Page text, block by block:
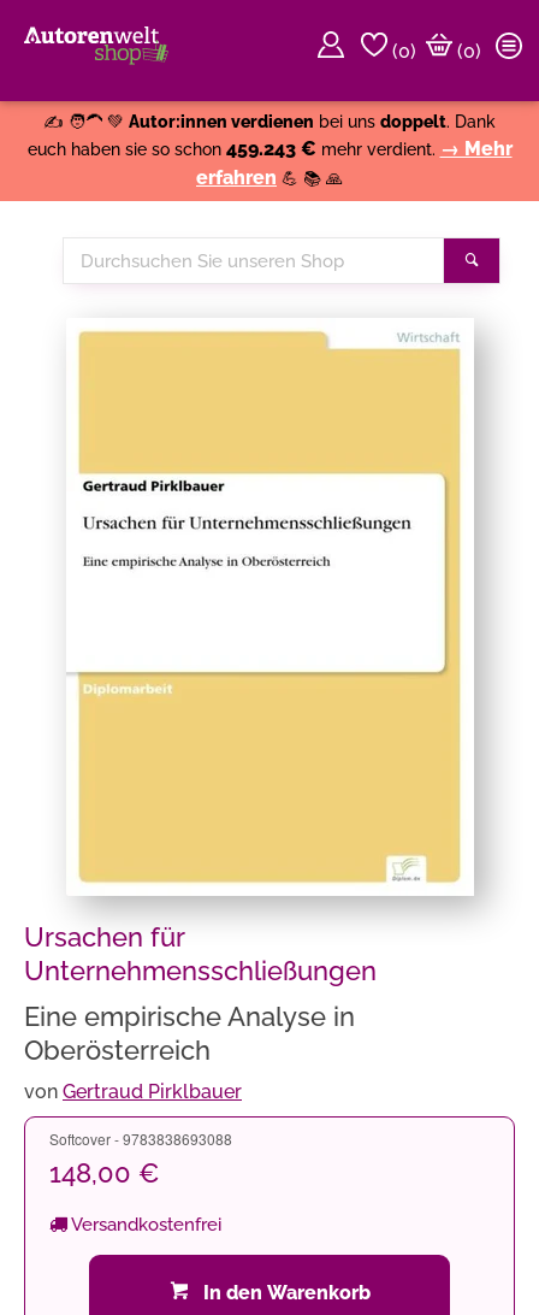
(0)
(0)
✍️ 🧑‍🦱 💚 Autor:innen verdienen bei uns doppelt. Dank
euch haben sie so schon 459.243 € mehr verdient. → Mehr
erfahren 💪 📚 🙏
Durchsuchen
Sie
Shop
Ursachen für
Unternehmensschließungen
Eine empirische Analyse in
Oberösterreich
von Gertraud Pirklbauer
Softcover - 9783838693088
148,00 €
Versandkostenfrei
In den Warenkorb